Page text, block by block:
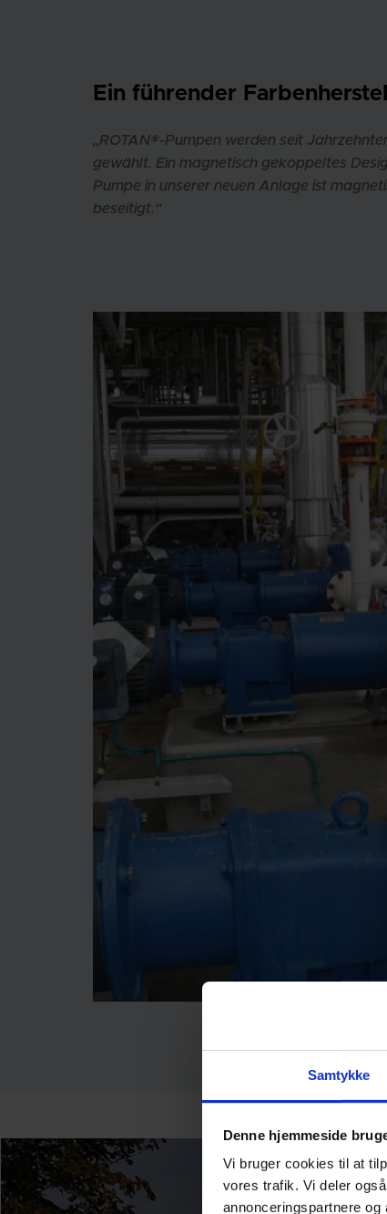
Samtykke
Denne hjemmeside
Vi bruger cookies til at
vores trafik. Vi deler
annonceringspartnere
Ein führender
„ROTAN®-Pumpen werden seit
gewählt. Ein magnetisch gekoppeltes
Pumpe in unserer neuen Anlage ist
beseitigt.“